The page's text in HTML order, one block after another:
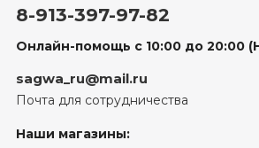
8-913-397-97-82
Онлайн-помощь с 10:00 до 20:00
sagwa_ru@mail.ru
Почта для сотрудничества
Наши магазины: